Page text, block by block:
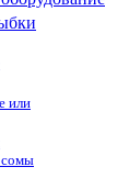
или
сомы